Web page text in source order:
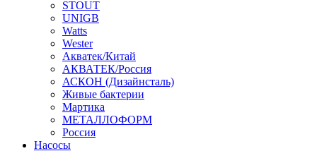
STOUT
UNIGB
Watts
Wester
Акватек/Китай
АКВАТЕК/Россия
АСКОН (Дизайнсталь)
Живые бактерии
Мартика
МЕТАЛЛОФОРМ
Россия
Насосы